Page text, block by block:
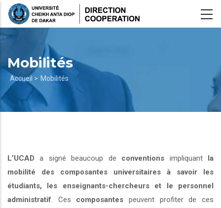
Aller
Mobilités
Fil
d'Ariane
Accueil > Mobilités
L’UCAD a signé beaucoup de conventions impliquant la
mobilité des composantes universitaires à savoir les
étudiants, les enseignants-chercheurs et le personnel
administratif . Ces composantes peuvent profiter de ces